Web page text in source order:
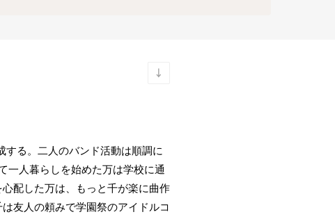
する。二人のバンド活動は順調に
一人暮らしを始めた万は学校に通
配した万は、もっと千が楽に曲作
友人の頼みで学園祭のアイドルコ